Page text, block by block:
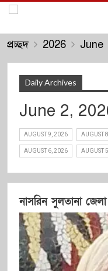
প্রচ্ছদ 2026 June
Daily Archives
June 2,
AUGUST 9, 2026 AUGUST
AUGUST 6, 2026 AUGUST
নাসরিন সুলতানা জেলা